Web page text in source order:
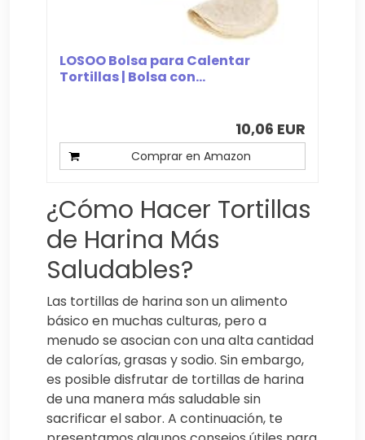
LOSOO Bolsa para Calentar
Tortillas | Bolsa con...
10,06 EUR
Comprar en Amazon
¿Cómo Hacer Tortillas
de Harina Más
Saludables?
Las tortillas de harina son un alimento
básico en muchas culturas, pero a
menudo se asocian con una alta cantidad
de calorías, grasas y sodio. Sin embargo,
es posible disfrutar de tortillas de harina
de una manera más saludable sin
sacrificar el sabor. A continuación, te